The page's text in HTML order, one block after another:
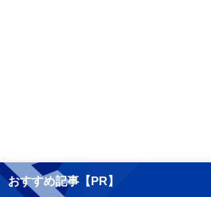
おすすめ記事【PR】